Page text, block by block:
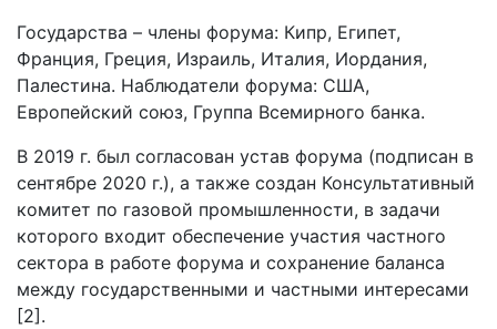
Государства – члены форума: Кипр, Египет,
Франция, Греция, Израиль, Италия, Иордания,
Палестина. Наблюдатели форума: США,
Европейский союз, Группа Всемирного банка.
В 2019 г. был согласован устав форума (подписан в
сентябре 2020 г.), а также создан Консультативный
комитет по газовой промышленности, в задачи
которого входит обеспечение участия частного
сектора в работе форума и сохранение баланса
между государственными и частными интересами
[2].